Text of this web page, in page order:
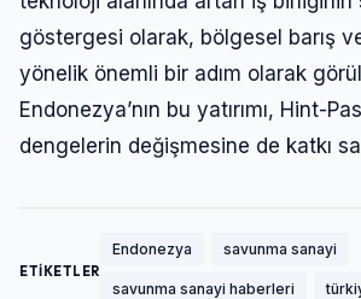
göstergesi olarak, bölgesel barış
yönelik önemli bir adım olarak
Endonezya’nın bu yatırımı, Hint-
dengelerin değişmesine de katkı
ETİKETLER
Endonezya savunma sanayi
savunma sanayi haberleri